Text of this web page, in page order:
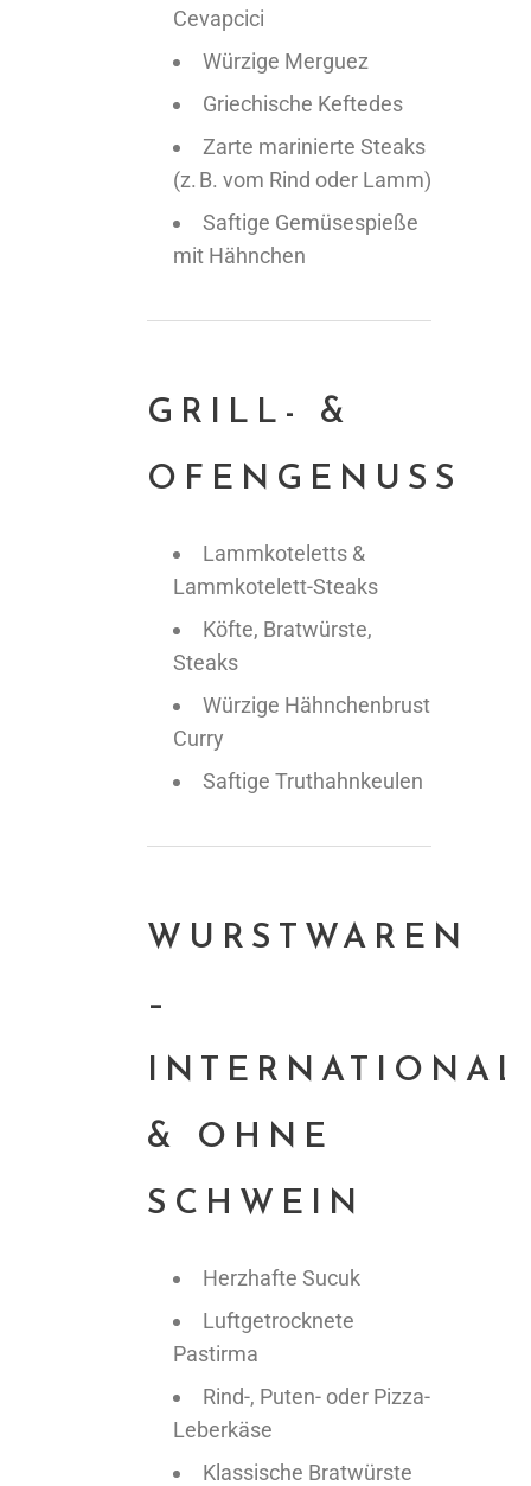
Cevapcici
Würzige Merguez
Griechische Keftedes
Zarte marinierte Steaks
(z. B. vom Rind oder Lamm)
Saftige Gemüsespieße
mit Hähnchen
GRILL- &
OFENGENUSS
Lammkoteletts &
Lammkotelett-Steaks
Köfte, Bratwürste,
Steaks
Würzige Hähnchenbrust
Curry
Saftige Truthahnkeulen
WURSTWAREN
–
INTERNATIONAL
& OHNE
SCHWEIN
Herzhafte Sucuk
Luftgetrocknete
Pastirma
Rind-, Puten- oder Pizza-
Leberkäse
Klassische Bratwürste